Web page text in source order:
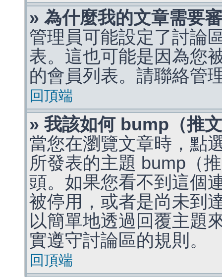
» 為什麼我的文章需要
管理員可能設定了討論
表。這也可能是因為您
的會員列表。請聯絡管
回頂端
» 我該如何 bump（推
當您在瀏覽文章時，點
所發表的主題 bump（
頭。如果您看不到這個
被停用，或者是尚未到
以簡單地透過回覆主題
實遵守討論區的規則。
回頂端